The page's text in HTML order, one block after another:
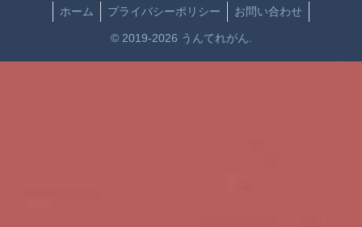
ホーム プライバシーポリシー お問い合わせ
© 2019-2026 うんてれがん.